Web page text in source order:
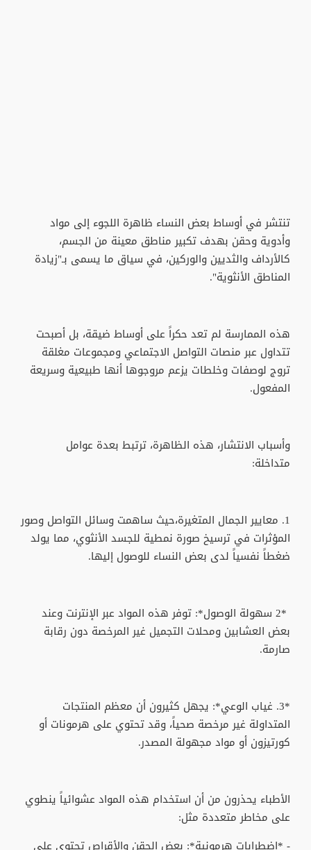
تنتشر في أوساط بعض النساء ظاهرة اللجوء إلى مواد
وأدوية وحقن بهدف تكبير مناطق معينة من الجسم،
كالأرداف والثديين والوركين، في سياق ما يسمى بـ"زيادة
المناطق الأنثوية".
هذه الممارسة لم تعد حكراً على أوساط ضيقة، بل أصبحت
تتداول عبر منصات التواصل الاجتماعي ومجموعات مغلقة
تروج لوصفات وخلطات يزعم مروجوها أنها طبيعية وسريعة
المفعول.
وأسباب الانتشار، هذه الظاهرة، ترتبط بعدة عوامل
متداخلة:
1. معايير الجمال المتغيرة،حيث ساهمت وسائل التواصل وصور
المؤثرات في ترسيخ صورة نمطية للجسد الأنثوي، مما يولد
ضغطاً نفسياً لدى بعض النساء للوصول إليها.
*2 سهولة الوصول*: توفر هذه المواد عبر الإنترنت وعند
بعض العشابين ومحلات التجميل غير المرخصة دون رقابة
صارمة.
*3. غياب الوعي*: يجهل كثيرون أن معظم المنتجات
المتداولة غير مرخصة صحياً، وقد تحتوي على هرمونات أو
كورتيزون أو مواد مجهولة المصدر.
الأطباء يحذرون من أن استخدام هذه المواد عشوائياً ينطوي
على مخاطر متعددة مثل:
- *اضطرابات هرمونية*: بعض الحقن والأقراص تحتوي على